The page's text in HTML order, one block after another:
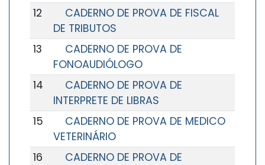
12
CADERNO DE PROVA DE FISCAL
DE TRIBUTOS
13
CADERNO DE PROVA DE
FONOAUDIÓLOGO
14
CADERNO DE PROVA DE
INTERPRETE DE LIBRAS
15
CADERNO DE PROVA DE MEDICO
VETERINÁRIO
16
CADERNO DE PROVA DE